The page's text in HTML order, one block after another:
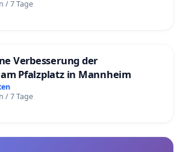
/ 7 Tage
Verbesserung der
Pfalzplatz in Mannheim
/ 7 Tage